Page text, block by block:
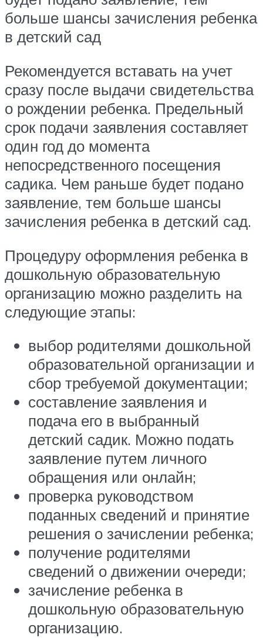
больше шансы зачисления ребенка
в детский сад
Рекомендуется вставать на учет
сразу после выдачи свидетельства
о рождении ребенка. Предельный
срок подачи заявления составляет
один год до момента
непосредственного посещения
садика. Чем раньше будет подано
заявление, тем больше шансы
зачисления ребенка в детский сад.
Процедуру оформления ребенка в
дошкольную образовательную
организацию можно разделить на
следующие этапы:
выбор родителями дошкольной
образовательной организации и
сбор требуемой документации;
составление заявления и
подача его в выбранный
детский садик. Можно подать
заявление путем личного
обращения или онлайн;
проверка руководством
поданных сведений и принятие
решения о зачислении ребенка;
получение родителями
сведений о движении очереди;
зачисление ребенка в
дошкольную образовательную
организацию.